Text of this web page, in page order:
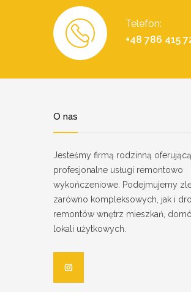
Telefon:
+48 786 415
O nas
Jesteśmy firmą rodzinną oferującą
profesjonalne usługi remontowo
wykończeniowe. Podejmujemy
zarówno kompleksowych, jak i
remontów wnętrz mieszkań,
lokali użytkowych.